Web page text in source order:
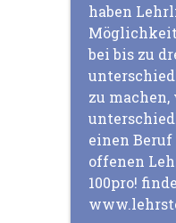
haben
bei bis zu
zu machen,
einen
offenen
100pro!